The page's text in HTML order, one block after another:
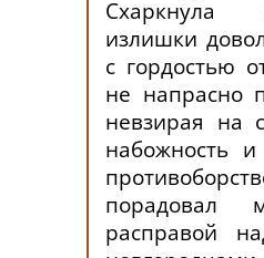
излишки
с гордостью
не напрасно
невзирая на
набожность и
порадовал
расправой